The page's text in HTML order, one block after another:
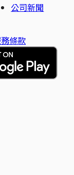
公司新聞
條款